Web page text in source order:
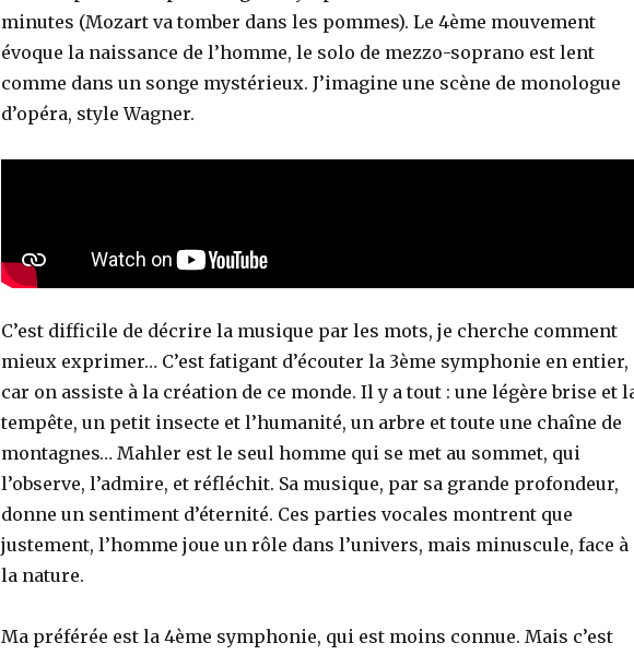
minutes (Mozart va tomber dans les pommes). Le 4ème mouvement
évoque la naissance de l’homme, le solo de mezzo-soprano est lent
comme dans un songe mystérieux. J’imagine une scène de monologue
d’opéra, style Wagner.
C’est difficile de décrire la musique par les mots, je cherche comment
mieux exprimer… C’est fatigant d’écouter la 3ème symphonie en entier,
car on assiste à la création de ce monde. Il y a tout : une légère brise et
tempête, un petit insecte et l’humanité, un arbre et toute une chaîne de
montagnes… Mahler est le seul homme qui se met au sommet, qui
l’observe, l’admire, et réfléchit. Sa musique, par sa grande profondeur,
donne un sentiment d’éternité. Ces parties vocales montrent que
justement, l’homme joue un rôle dans l’univers, mais minuscule, face à
la nature.
Ma préférée est la 4ème symphonie, qui est moins connue. Mais c’est